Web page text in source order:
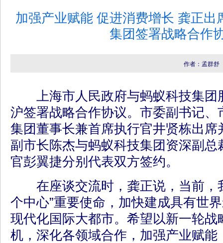
加强产业赋能 促进消费增长 龚正出
集团签署战略合作
作者：孟群舒
上海市人民政府与蚂蚁科技集团
沪签署战略合作协议。市委副书记、
集团董事长兼首席执行官井贤栋出席
副市长陈杰与蚂蚁科技集团资深副
官彭翼捷分别代表双方签约。
在座谈交流时，龚正说，当前，
个中心”重要使命，加快建成具有世
现代化国际大都市。希望以新一轮战
机，深化各领域合作，加强产业赋能